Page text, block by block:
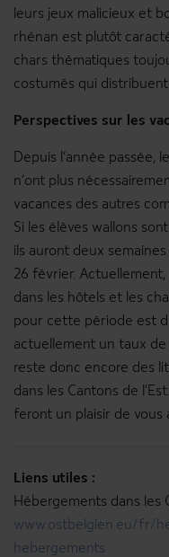
leurs jeux malicieux et
rhénan est plutôt
chars thématiques
costumés qui
Perspectives sur les
Depuis l’année passée,
n’ont plus
vacances des autres
Si les élèves wallons
ils auront deux
26 février.
dans les hôtels et les
pour cette période est
actuellement un taux de
reste donc encore des
dans les Cantons de
feront un plaisir de vous
Liens utiles :
Hébergements dans les
www.ostbelgien.eu/fr/
hebergements